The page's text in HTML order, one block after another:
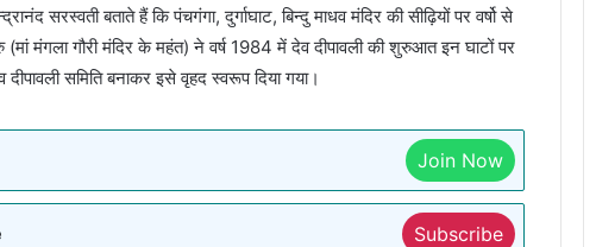
सरस्वती बताते हैं कि पंचगंगा, दुर्गाघाट, बिन्दु माधव मंदिर की सीढ़ियों पर वर्षो से
(मां मंगला गौरी मंदिर के महंत) ने वर्ष 1984 में देव दीपावली की शुरुआत इन घाटों पर
समिति बनाकर इसे वृहद स्वरूप दिया गया।
Join Now
Subscribe